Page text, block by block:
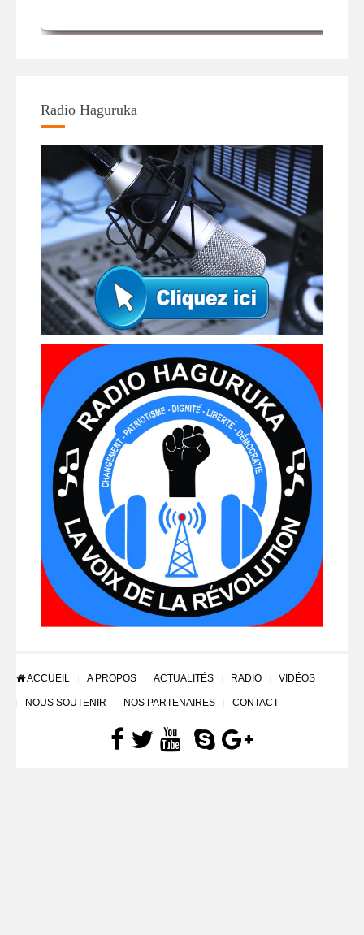
Radio Haguruka
ACCUEIL A PROPOS ACTUALITÉS RADIO VIDÉOS
NOUS SOUTENIR NOS PARTENAIRES CONTACT